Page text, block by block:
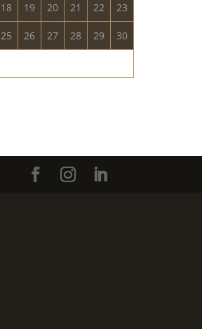
18 19 20 21 22 23
25 26 27 28 29 30